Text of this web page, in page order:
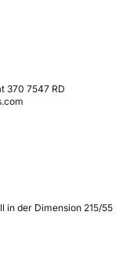
370 7547 RD
in der Dimension 215/55